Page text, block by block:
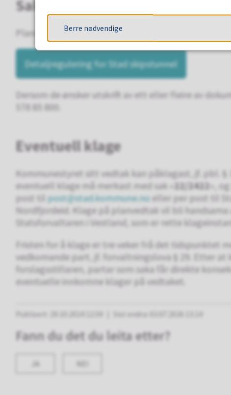
Saksdokument
Plandokumenta og saksutgreiinga med påført
Detaljregulering for Stad skipstunnel
Dersom de ønsker utskrift av ett eller fleire av
578 85 800.
Eventuell klage
Kommunestyret sitt vedtak kan påklagast, jf. pbl. §
eventuell klage må merkast med sak « 22/2422 »,
post til post@stad.kommune.noeller per post til
Nordfjordeid. Klage på planvedtak vil bli
Statsforvaltaren i Vestland, som er rette
Fristen for å klage er tre veker frå det tidspunktet
vedkomande part, jf. forvaltningslova § 29. Etter
forslagsstillaren, partar som saka får direkte
eventuelle innkomne klager på vedtaket.
Publisert Sist endra
Fann du det du leita etter?
JA NEI
Berre nødvendige